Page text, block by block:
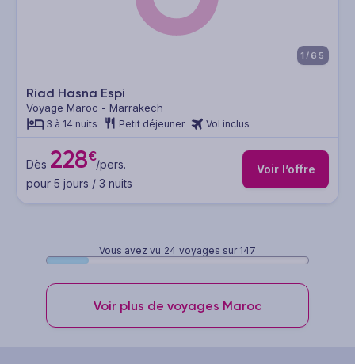
1/65
Riad Hasna Espi
Voyage Maroc - Marrakech
3 à 14 nuits Petit déjeuner Vol inclus
Dès 228€/pers.
pour 5 jours / 3 nuits
Voir l’offre
Vous avez vu 24 voyages sur 147
Voir plus de voyages Maroc